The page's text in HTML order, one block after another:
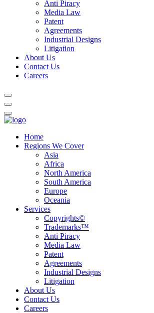
Anti Piracy
Media Law
Patent
Agreements
Industrial Designs
Litigation
About Us
Contact Us
Careers
Home
Regions We Cover
Asia
Africa
North America
South America
Europe
Oceania
Services
Copyrights©
Trademarks™
Anti Piracy
Media Law
Patent
Agreements
Industrial Designs
Litigation
About Us
Contact Us
Careers